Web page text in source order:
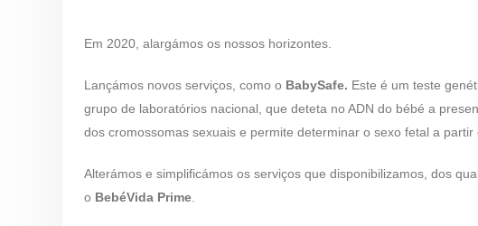
Em 2020, alargámos os nossos horizontes.
Lançámos novos serviços, como o BabySafe. Este é um teste
grupo de laboratórios nacional, que deteta no ADN do bébé a
dos cromossomas sexuais e permite determinar o sexo fetal a partir
Alterámos e simplificámos os serviços que disponibilizamos, dos
o BebéVida Prime